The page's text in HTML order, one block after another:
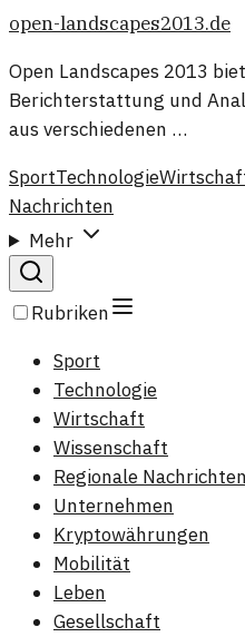
open-landscapes2013.de
Open Landscapes 2013
Berichterstattung und
aus verschiedenen …
SportTechnologie
Nachrichten
Mehr
Rubriken
Sport
Technologie
Wirtschaft
Wissenschaft
Regionale Nachrichten
Unternehmen
Kryptowährungen
Mobilität
Leben
Gesellschaft